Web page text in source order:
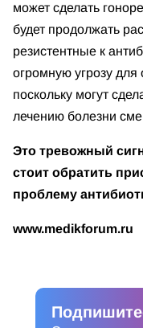
может сделать
будет продолжать
резистентные к
огромную угрозу
поскольку могут
лечению болезни
Это тревожный
стоит обратить
проблему
www.medikforum.ru